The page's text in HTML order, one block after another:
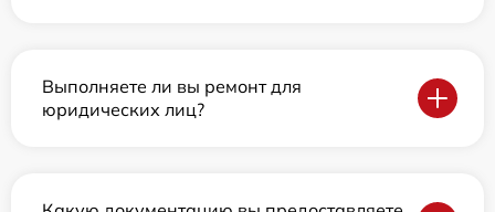
Выполняете ли вы ремонт для
юридических лиц?